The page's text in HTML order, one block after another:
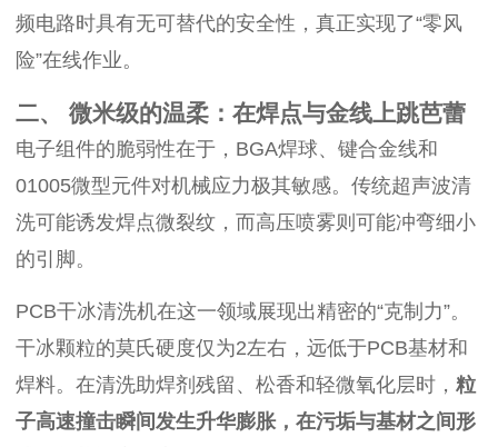
频电路时具有无可替代的安全性，真正实现了“零风
险”在线作业。
二、 微米级的温柔：在焊点与金线上跳芭蕾
电子组件的脆弱性在于，BGA焊球、键合金线和
01005微型元件对机械应力极其敏感。传统超声波清
洗可能诱发焊点微裂纹，而高压喷雾则可能冲弯细小
的引脚。
PCB干冰清洗机在这一领域展现出精密的“克制力”。
干冰颗粒的莫氏硬度仅为2左右，远低于PCB基材和
焊料。在清洗助焊剂残留、松香和轻微氧化层时， 粒
子高速撞击瞬间发生升华膨胀，在污垢与基材之间形